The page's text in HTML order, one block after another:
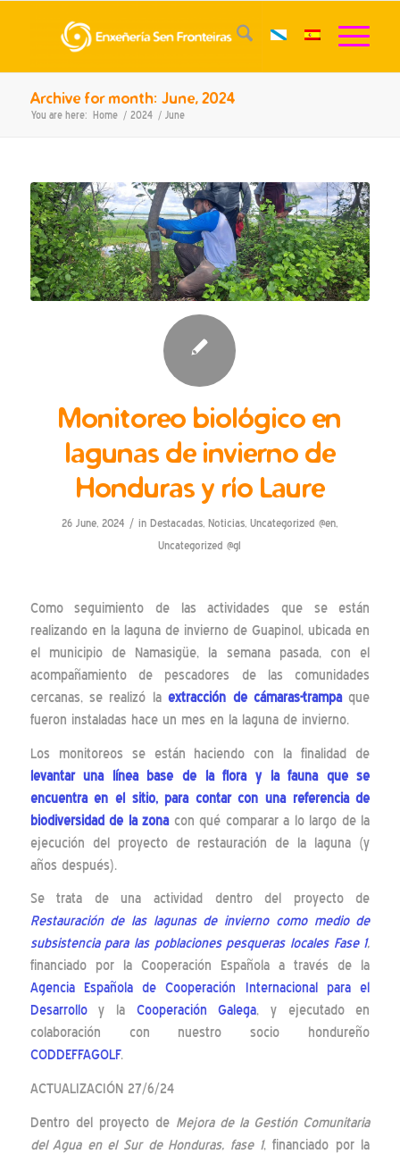
Archive for month: June, 2024
You are here: Home / 2024 / June
Monitoreo biológico en
lagunas de invierno de
Honduras y río Laure
26 June, 2024 / inDestacadas,Noticias,Uncategorized @en,
Uncategorized @gl
Como seguimiento de las actividades que se están
realizando en la laguna de invierno de Guapinol, ubicada en
el municipio de Namasigüe, la semana pasada, con el
acompañamiento de pescadores de las comunidades
cercanas, se realizó laextracción de cámaras-trampaque
fueron instaladas hace un mes en la laguna de invierno.
Los monitoreos se están haciendo con la finalidad de
levantar una línea base de la flora y la fauna que se
encuentra en el sitio, para contar con una referencia de
biodiversidad de la zonacon qué comparar a lo largo de la
ejecución del proyecto de restauración de la laguna (y
años después).
Se trata de una actividad dentro del proyecto de
Restauración de las lagunas de invierno como medio de
subsistencia para las poblaciones pesqueras locales Fase 1,
financiado por la Cooperación Española a través de la
Agencia Española de Cooperación Internacional para el
Desarrolloy la Cooperación Galega, y ejecutado en
colaboración con nuestro socio hondureño
CODDEFFAGOLF.
ACTUALIZACIÓN 27/6/24
Dentro del proyecto de Mejora de la Gestión Comunitaria
del Agua en el Sur de Honduras, fase 1, financiado por la